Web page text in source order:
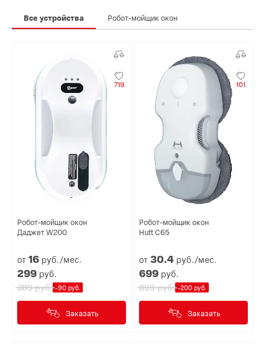
Все устройства Робот-мойщик окон
719
Робот-мойщик окон
Даджет W200
от16 руб./мес.
299 руб.
389руб. -90 руб.
Заказать
101
Робот-мойщик окон
Hutt C65
от30.4 руб./мес.
699 руб.
899руб. -200 руб.
Заказать